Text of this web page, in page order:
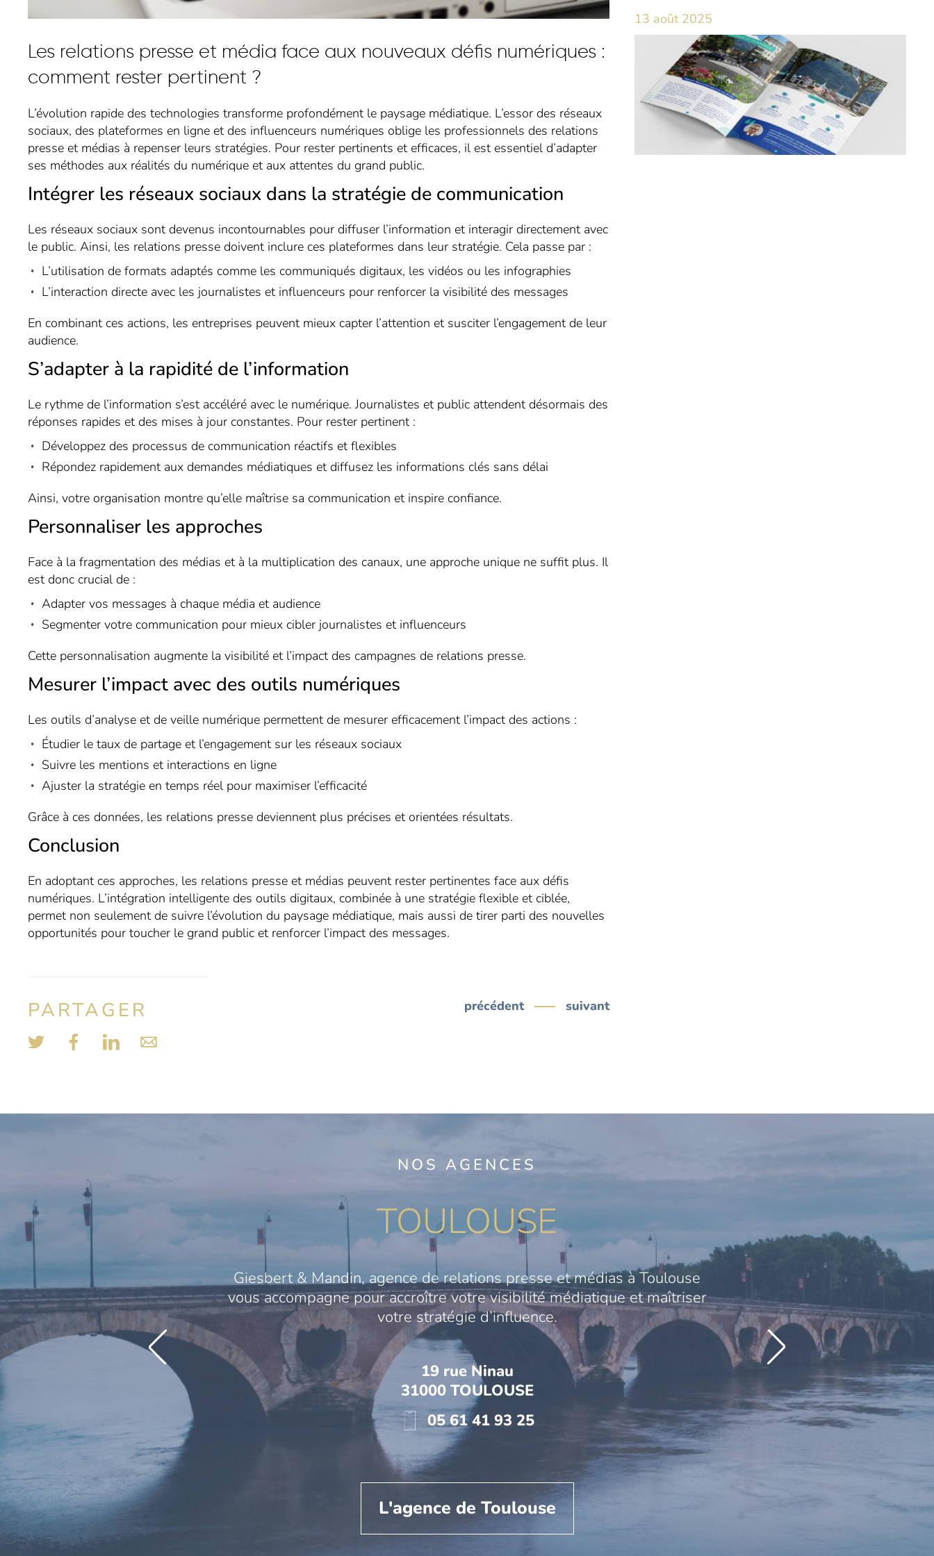
Les relations presse et média face aux nouveaux défis numériques :
comment rester pertinent ?
L’évolution rapide des technologies transforme profondément le paysage médiatique. L’essor des réseaux
sociaux, des plateformes en ligne et des influenceurs numériques oblige les professionnels des relations
presse et médias à repenser leurs stratégies. Pour rester pertinents et efficaces, il est essentiel d’adapter
ses méthodes aux réalités du numérique et aux attentes du grand public.
Intégrer les réseaux sociaux dans la stratégie de communication
Les réseaux sociaux sont devenus incontournables pour diffuser l’information et interagir directement avec
le public. Ainsi, les relations presse doivent inclure ces plateformes dans leur stratégie. Cela passe par :
L’utilisation de formats adaptés comme les communiqués digitaux, les vidéos ou les infographies
L’interaction directe avec les journalistes et influenceurs pour renforcer la visibilité des messages
En combinant ces actions, les entreprises peuvent mieux capter l’attention et susciter l’engagement de leur
audience.
S’adapter à la rapidité de l’information
Le rythme de l’information s’est accéléré avec le numérique. Journalistes et public attendent désormais des
réponses rapides et des mises à jour constantes. Pour rester pertinent :
Développez des processus de communication réactifs et flexibles
Répondez rapidement aux demandes médiatiques et diffusez les informations clés sans délai
Ainsi, votre organisation montre qu’elle maîtrise sa communication et inspire confiance.
Personnaliser les approches
Face à la fragmentation des médias et à la multiplication des canaux, une approche unique ne suffit plus. Il
est donc crucial de :
Adapter vos messages à chaque média et audience
Segmenter votre communication pour mieux cibler journalistes et influenceurs
Cette personnalisation augmente la visibilité et l’impact des campagnes de relations presse.
Mesurer l’impact avec des outils numériques
Les outils d’analyse et de veille numérique permettent de mesurer efficacement l’impact des actions :
Étudier le taux de partage et l’engagement sur les réseaux sociaux
Suivre les mentions et interactions en ligne
Ajuster la stratégie en temps réel pour maximiser l’efficacité
Grâce à ces données, les relations presse deviennent plus précises et orientées résultats.
Conclusion
En adoptant ces approches, les relations presse et médias peuvent rester pertinentes face aux défis
numériques. L’intégration intelligente des outils digitaux, combinée à une stratégie flexible et ciblée,
permet non seulement de suivre l’évolution du paysage médiatique, mais aussi de tirer parti des nouvelles
opportunités pour toucher le grand public et renforcer l’impact des messages.
PARTAGER précédent suivant
13 août 2025
NOS AGENCES
TOULOUSE
Giesbert & Mandin, agence de relations presse et médias à Toulouse
vous accompagne pour accroître votre visibilité médiatique et maîtriser
votre stratégie d’influence.
19 rue Ninau
31000 TOULOUSE
05 61 41 93 25
L'agence de Toulouse